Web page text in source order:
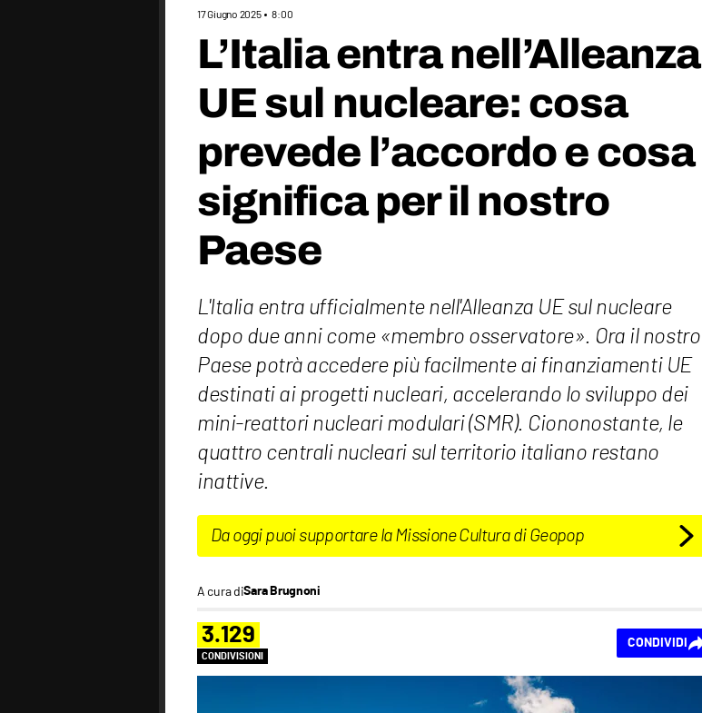
17 Giugno 2025 8:00
L’Italia entra nell’Alleanza
UE sul nucleare: cosa
prevede l’accordo e cosa
significa per il nostro
Paese
L'Italia entra ufficialmente nell'Alleanza UE sul nucleare
dopo due anni come «membro osservatore». Ora il nostro
Paese potrà accedere più facilmente ai finanziamenti UE
destinati ai progetti nucleari, accelerando lo sviluppo dei
mini-reattori nucleari modulari (SMR). Ciononostante, le
quattro centrali nucleari sul territorio italiano restano
inattive.
Da oggi puoi supportare la Missione Cultura di Geopop
A cura diSara Brugnoni
3.129
CONDIVISIONI
CONDIVIDI